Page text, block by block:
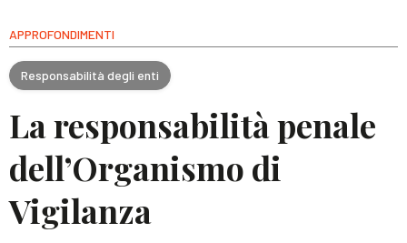
APPROFONDIMENTI
Responsabilità degli enti
La responsabilità penale
dell’Organismo di
Vigilanza